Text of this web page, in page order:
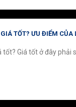
TỐT? ƯU ĐIỂM CỦA
tốt? Giá tốt ở đây phải